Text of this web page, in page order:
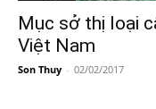
Mục sở thị loại
Việt Nam
Son Thuy - 02/02/2017